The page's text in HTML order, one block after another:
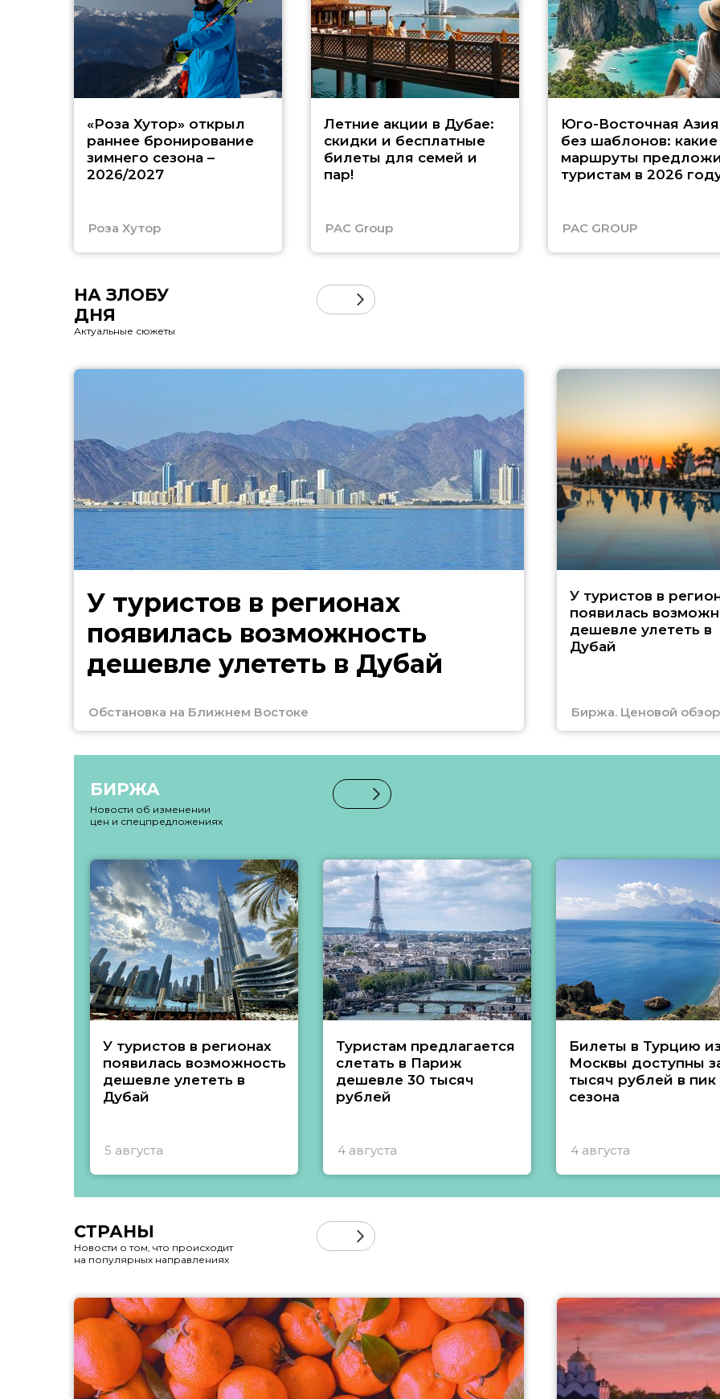
«Роза Хутор» открыл
раннее бронирование
зимнего сезона –
2026/2027
Роза Хутор
Летние акции в Дубае:
скидки и бесплатные
билеты для семей и
пар!
PAC Group
Юго-Восточная Азия
без шаблонов: какие
маршруты
туристам в 2026
PAC GROUP
НА ЗЛОБУ
ДНЯ
Актуальные сюжеты
У туристов в регионах
появилась возможность
дешевле улететь в Дубай
Обстановка на Ближнем Востоке
У туристов в
появилась
дешевле улететь в
Дубай
Биржа. Ценовой обзор
БИРЖА
Новости об изменении
цен и спецпредложениях
У туристов в регионах
появилась возможность
дешевле улететь в
Дубай
5 августа
Туристам предлагается
слетать в Париж
дешевле 30 тысяч
рублей
4 августа
Билеты в Турцию
Москвы доступны
тысяч рублей в пик
сезона
4 августа
СТРАНЫ
Новости о том, что происходит
на популярных направлениях